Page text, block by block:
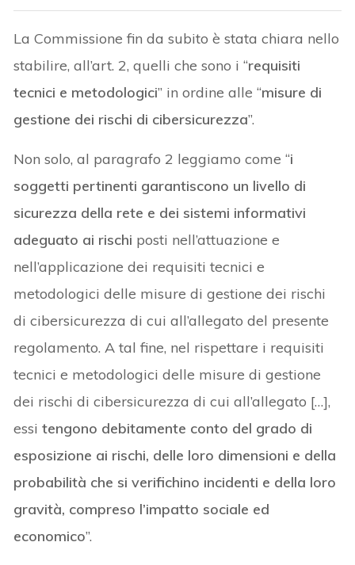
La Commissione fin da subito è stata chiara nello
stabilire, all’art. 2, quelli che sono i “requisiti
tecnici e metodologici” in ordine alle “misure di
gestione dei rischi di cibersicurezza”.
Non solo, al paragrafo 2 leggiamo come “i
soggetti pertinenti garantiscono un livello di
sicurezza della rete e dei sistemi informativi
adeguato ai rischi posti nell’attuazione e
nell’applicazione dei requisiti tecnici e
metodologici delle misure di gestione dei rischi
di cibersicurezza di cui all’allegato del presente
regolamento. A tal fine, nel rispettare i requisiti
tecnici e metodologici delle misure di gestione
dei rischi di cibersicurezza di cui all’allegato […],
essitengono debitamente conto del grado di
esposizione ai rischi, delle loro dimensioni e della
probabilità che si verifichino incidenti e della loro
gravità, compreso l’impatto sociale ed
economico”.